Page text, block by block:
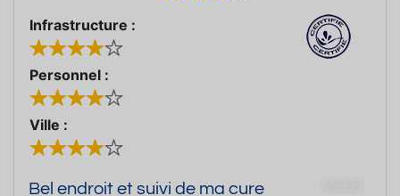
Infrastructure :
Personnel :
Ville :
Bel endroit et suivi de ma cure